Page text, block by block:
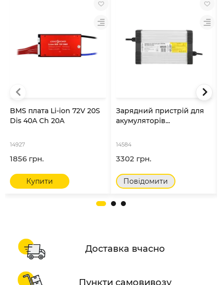
BMS плата Li-ion 72V 20S
Dis 40A Ch 20A
14927
1856 грн.
Купити
Зарядний пристрій для
акумуляторів...
14584
3302 грн.
Повідомити
Доставка вчасно
Пункти самовивозу